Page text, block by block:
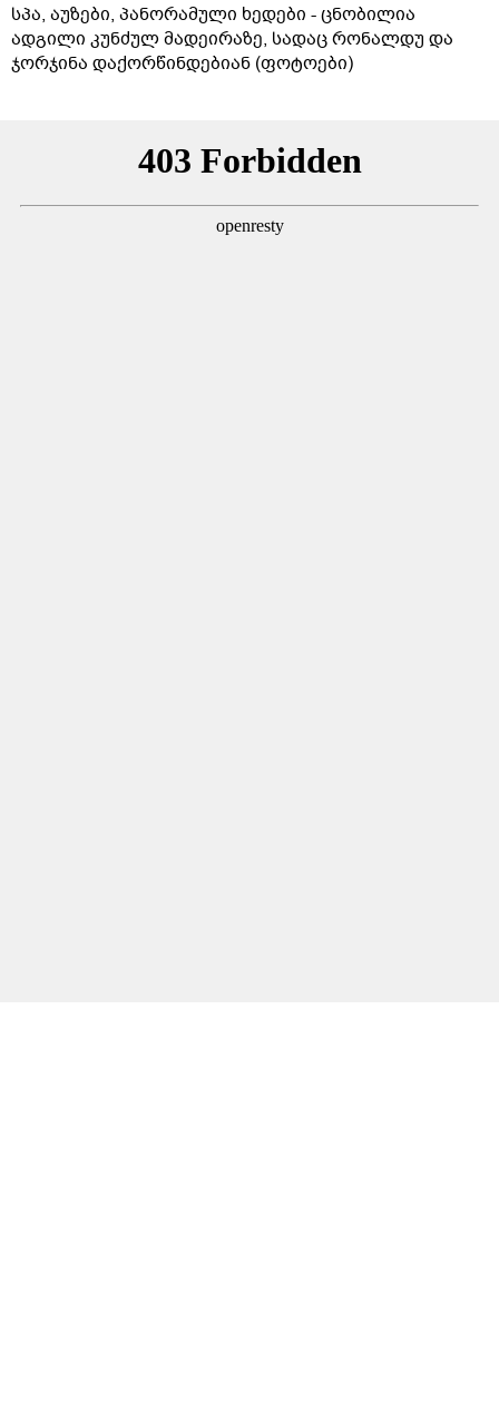
სპა, აუზები, პანორამული ხედები - ცნობილია
ადგილი კუნძულ მადეირაზე, სადაც რონალდუ და
ჯორჯინა დაქორწინდებიან (ფოტოები)